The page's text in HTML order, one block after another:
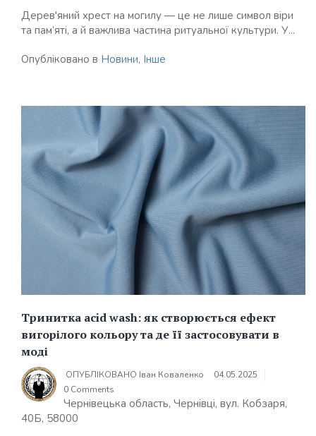
Дерев'яний хрест на могилу — це не лише символ віри
та пам’яті, а й важлива частина ритуальної культури. У...
Опубліковано в Новини, Інше
Тринитка acid wash: як створюється ефект
вигорілого кольору та де її застосовувати в
моді
ОПУБЛІКОВАНО Іван Коваленко
04.05.2025
0 Comments
Чернівецька область, Чернівці, вул. Кобзаря,
40Б, 58000